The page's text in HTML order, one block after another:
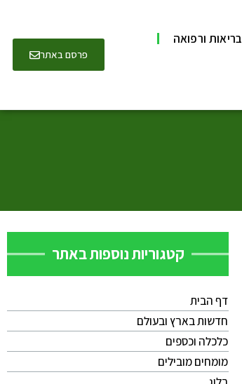
בריאות ורפואה
פרסם באתר
קטגוריות נוספות באתר
דף הבית
חדשות בארץ ובעולם
כלכלה וכספים
מומחים מובילים